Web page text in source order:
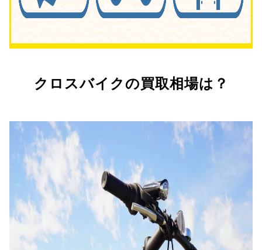
クロスバイクの買取相場は？